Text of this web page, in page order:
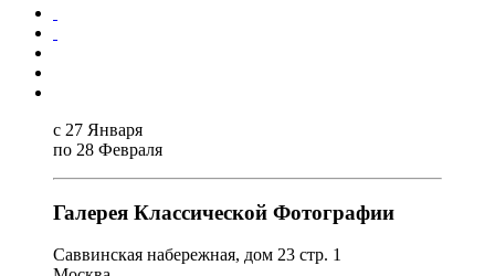
с 27 Января
по 28 Февраля
Галерея Классической Фотографии
Саввинская набережная, дом 23 стр. 1